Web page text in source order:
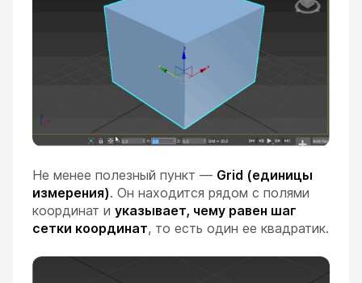
Не менее полезный пункт — Grid (единицы
измерения). Он находится рядом с полями
координат и указывает, чему равен шаг
сетки координат, то есть один ее квадратик.